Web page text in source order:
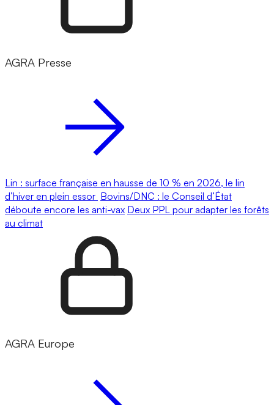
AGRA Presse
Lin : surface française en hausse de 10 % en 2026, le lin
d’hiver en plein essor Bovins/DNC : le Conseil d’État
déboute encore les anti-vax Deux PPL pour adapter les forêts
au climat
AGRA Europe